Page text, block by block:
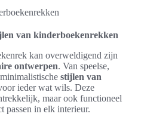
van kinderboekenrekken
kan overweldigend zijn
ontwerpen. Van speelse,
stijlen van
ieder wat wils. Deze
maar ook functioneel
passen in elk interieur.